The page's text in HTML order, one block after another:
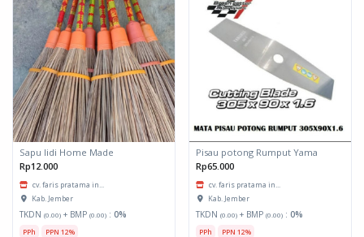
Sapu lidi Home Made
Rp12.000
cv. faris pratama in...
Kab. Jember
TKDN (0.00) + BMP (0.00) : 0%
PPh PPN 12%
Pisau potong Rumput Yama
Rp65.000
cv. faris pratama in...
Kab. Jember
TKDN (0.00) + BMP (0.00) : 0%
PPh PPN 12%